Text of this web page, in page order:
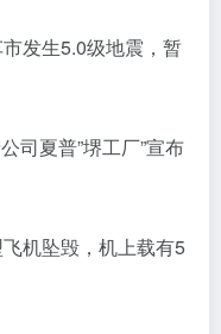
发生5.0级地震，暂
司夏普”堺工厂”宣布
机坠毁，机上载有5